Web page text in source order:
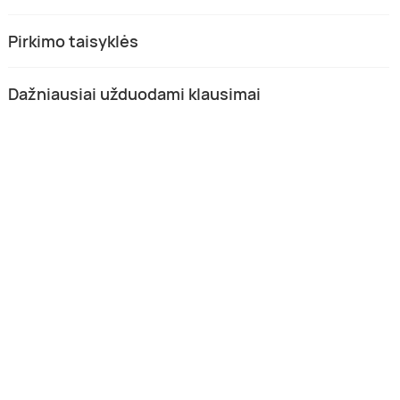
Pirkimo taisyklės
Dažniausiai užduodami klausimai